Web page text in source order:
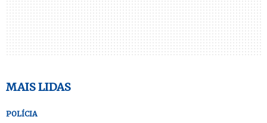
MAIS LIDAS
POLÍCIA